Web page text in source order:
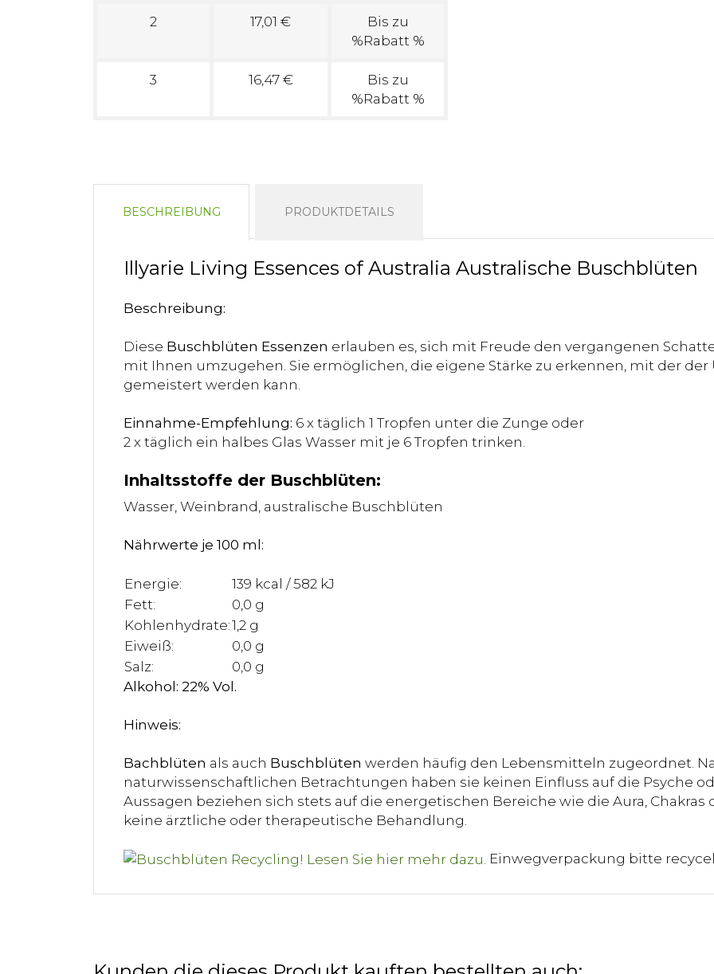
2 17,01 €
Bis zu
%Rabatt %
3 16,47 €
Bis zu
%Rabatt %
BESCHREIBUNG PRODUKTDETAILS
Illyarie Living Essences of Australia Australische Buschblüten
Beschreibung:
Diese Buschblüten Essenzen erlauben es, sich mit Freude den vergangenen
mit Ihnen umzugehen. Sie ermöglichen, die eigene Stärke zu erkennen, mit der
gemeistert werden kann.
Einnahme-Empfehlung: 6 x täglich 1 Tropfen unter die Zunge oder
2 x täglich ein halbes Glas Wasser mit je 6 Tropfen trinken.
Inhaltsstoffe der Buschblüten:
Wasser, Weinbrand, australische Buschblüten
Nährwerte je 100 ml:
Energie:
139 kcal / 582 kJ
Fett:
0,0 g
Kohlenhydrate:1,2 g
Eiweiß:
0,0 g
Salz:
0,0 g
Alkohol: 22% Vol.
Hinweis:
Bachblüten als auch Buschblüten werden häufig den Lebensmitteln zugeordnet.
naturwissenschaftlichen Betrachtungen haben sie keinen Einfluss auf die Psyche
Aussagen beziehen sich stets auf die energetischen Bereiche wie die Aura, Chakras
keine ärztliche oder therapeutische Behandlung.
Einwegverpackung bitte